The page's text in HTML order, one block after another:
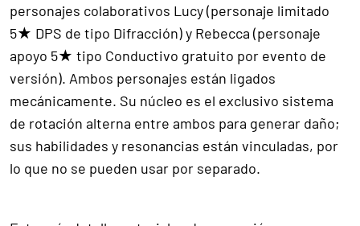
personajes colaborativos Lucy (personaje limitado
5★ DPS de tipo Difracción) y Rebecca (personaje
apoyo 5★ tipo Conductivo gratuito por evento de
versión). Ambos personajes están ligados
mecánicamente. Su núcleo es el exclusivo sistema
de rotación alterna entre ambos para generar daño;
sus habilidades y resonancias están vinculadas, por
lo que no se pueden usar por separado.